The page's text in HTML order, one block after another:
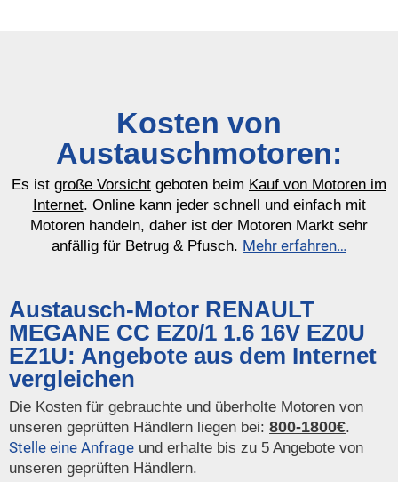
Kosten von
Austauschmotoren:
Es ist große Vorsicht geboten beim Kauf von Motoren im
Internet. Online kann jeder schnell und einfach mit
Motoren handeln, daher ist der Motoren Markt sehr
anfällig für Betrug & Pfusch. Mehr erfahren…
Austausch-Motor RENAULT
MEGANE CC EZ0/1 1.6 16V EZ0U
EZ1U: Angebote aus dem Internet
vergleichen
Die Kosten für gebrauchte und überholte Motoren von
unseren geprüften Händlern liegen bei: 800-1800€.
Stelle eine Anfrage und erhalte bis zu 5 Angebote von
unseren geprüften Händlern.